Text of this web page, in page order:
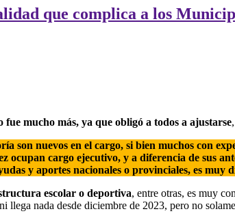
que complica a los
fue mucho más, ya que obligó a todos a ajustarse
son nuevos en el cargo, si bien muchos con
ocupan cargo ejecutivo, y a diferencia de sus
y aportes nacionales o provinciales, es
escolar o deportiva, entre otras, es muy
nada desde diciembre de 2023, pero no